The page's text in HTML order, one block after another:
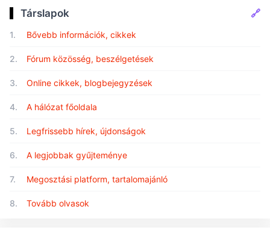
Társlapok 🔗
1. Bővebb információk, cikkek
2. Fórum közösség, beszélgetések
3. Online cikkek, blogbejegyzések
4. A hálózat főoldala
5. Legfrissebb hírek, újdonságok
6. A legjobbak gyűjteménye
7. Megosztási platform, tartalomajánló
8. Tovább olvasok